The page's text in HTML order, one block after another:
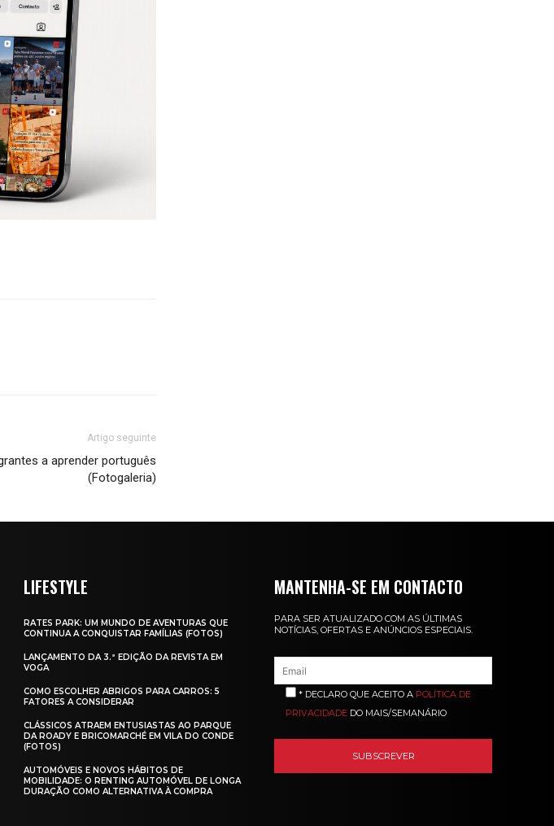
Artigo seguinte
a aprender português
(Fotogaleria)
LIFESTYLE
RATES PARK: UM MUNDO DE AVENTURAS QUE
CONTINUA A CONQUISTAR FAMÍLIAS (FOTOS)
LANÇAMENTO DA 3.ª EDIÇÃO DA REVISTA EM
VOGA
COMO ESCOLHER ABRIGOS PARA CARROS: 5
FATORES A CONSIDERAR
CLÁSSICOS ATRAEM ENTUSIASTAS AO PARQUE
DA ROADY E BRICOMARCHÉ EM VILA DO CONDE
(FOTOS)
AUTOMÓVEIS E NOVOS HÁBITOS DE
MOBILIDADE: O RENTING AUTOMÓVEL DE LONGA
DURAÇÃO COMO ALTERNATIVA À COMPRA
MANTENHA-SE EM CONTACTO
PARA SER ATUALIZADO COM AS ÚLTIMAS
NOTÍCIAS, OFERTAS E ANÚNCIOS ESPECIAIS.
* DECLARO QUE ACEITO A POLÍTICA DE
PRIVACIDADE DO MAIS/SEMANÁRIO